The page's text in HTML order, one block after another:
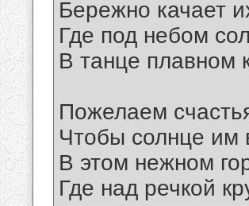
Бережно качает
Где под небом
В танце плавном
Пожелаем
Чтобы солнце им
В этом нежном
Где над речкой